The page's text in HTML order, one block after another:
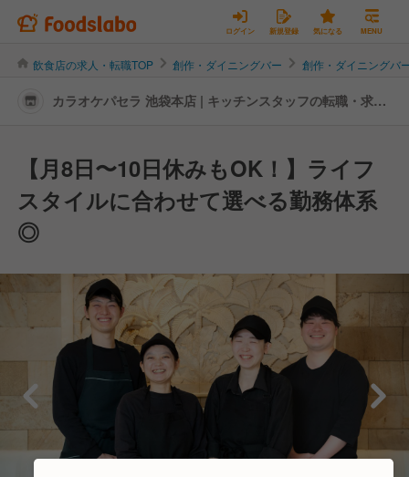
ログイン 新規登録 気になる MENU
飲食店の求人・転職TOP 創作・ダイニングバー 創作・ダイニングバ
カラオケパセラ 池袋本店 | キッチンスタッフの転職・求人
【月8日〜10日休みもOK！】ライフ
スタイルに合わせて選べる勤務体系
◎